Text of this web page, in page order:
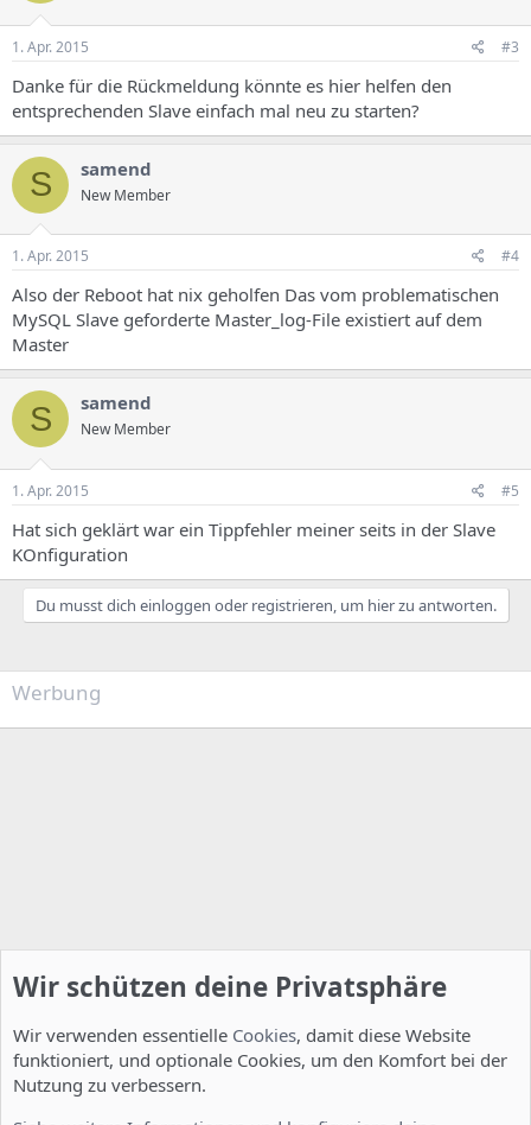
1. Apr. 2015 #3
Danke für die Rückmeldung könnte es hier helfen den
entsprechenden Slave einfach mal neu zu starten?
S samend
New Member
1. Apr. 2015 #4
Also der Reboot hat nix geholfen Das vom problematischen
MySQL Slave geforderte Master_log-File existiert auf dem
Master
S samend
New Member
1. Apr. 2015 #5
Hat sich geklärt war ein Tippfehler meiner seits in der Slave
KOnfiguration
Du musst dich einloggen oder registrieren, um hier zu antworten.
Werbung
Wir schützen deine Privatsphäre
Wir verwenden essentielle Cookies, damit diese Website
funktioniert, und optionale Cookies, um den Komfort bei der
Nutzung zu verbessern.